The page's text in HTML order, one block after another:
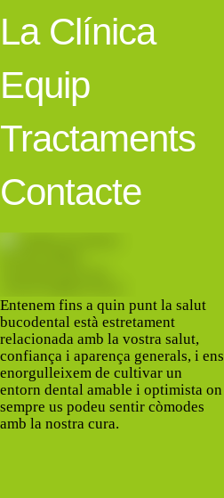
La Clínica
Equip
Tractaments
Contacte
Entenem fins a quin punt la salut
bucodental està estretament
relacionada amb la vostra salut,
confiança i aparença generals, i ens
enorgulleixem de cultivar un
entorn dental amable i optimista on
sempre us podeu sentir còmodes
amb la nostra cura.